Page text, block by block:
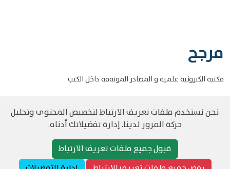
مرجح
مكتبة الكترونية علمية و المصادر الموثةقة داخل الكتب
حقوق الطبع والنشر مرجح جميع الحقوق محفوظةسياسة و الخصوصية
نحن نستخدم ملفات تعريف الارتباط لتخصيص المحتوى وتحليل
حركة المرور لدينا. إدارة تفضيلاتك أدناه.
قبول جميع ملفات تعريف الارتباط